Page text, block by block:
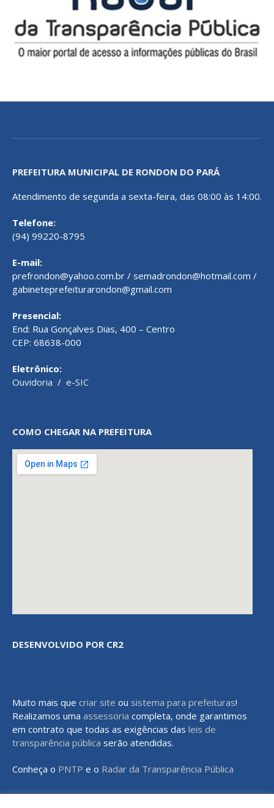
PREFEITURA MUNICIPAL DE RONDON DO PARÁ
Atendimento de segunda a sexta-feira, das 08:00 às 14:00.
Telefone:
(94) 99220-8795
E-mail:
prefrondon@yahoo.com.br / semadrondon@hotmail.com /
gabineteprefeiturarondon@gmail.com
Presencial:
End: Rua Gonçalves Dias, 400 – Centro
CEP: 68638-000
Eletrônico:
Ouvidoria / e-SIC
COMO CHEGAR NA PREFEITURA
DESENVOLVIDO POR CR2
Muito mais que criar site ou sistema para prefeituras!
Realizamos uma assessoria completa, onde garantimos
em contrato que todas as exigências das leis de
transparência pública serão atendidas.
Conheça o PNTP e o Radar da Transparência Pública